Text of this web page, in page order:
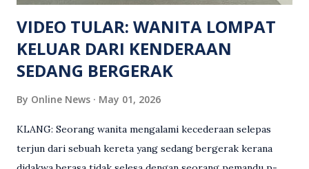
maklumat diminta t...
VIDEO TULAR: WANITA LOMPAT
KELUAR DARI KENDERAAN
SEDANG BERGERAK
By Online News May 01, 2026
KLANG: Seorang wanita mengalami kecederaan selepas
terjun dari sebuah kereta yang sedang bergerak kerana